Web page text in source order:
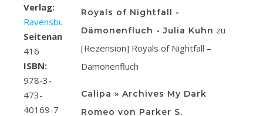
Verlag:
Ravensburger
Seitenanzahl:
416
ISBN:
978-3-
473-
40169-7
Royals of Nightfall -
Dämonenfluch - Julia Kuhn zu
[Rezension] Royals of Nightfall –
Dämonenfluch
Calipa » Archives My Dark
Romeo von Parker S.